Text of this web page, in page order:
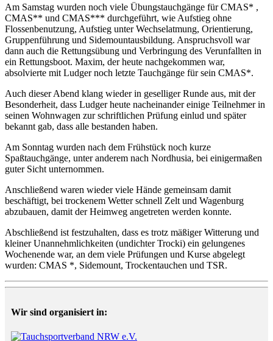
Am Samstag wurden noch viele Übungstauchgänge für CMAS* ,
CMAS** und CMAS*** durchgeführt, wie Aufstieg ohne
Flossenbenutzung, Aufstieg unter Wechselatmung, Orientierung,
Gruppenführung und Sidemountausbildung. Anspruchsvoll war
dann auch die Rettungsübung und Verbringung des Verunfallten in
ein Rettungsboot. Maxim, der heute nachgekommen war,
absolvierte mit Ludger noch letzte Tauchgänge für sein CMAS*.
Auch dieser Abend klang wieder in geselliger Runde aus, mit der
Besonderheit, dass Ludger heute nacheinander einige Teilnehmer in
seinen Wohnwagen zur schriftlichen Prüfung einlud und später
bekannt gab, dass alle bestanden haben.
Am Sonntag wurden nach dem Frühstück noch kurze
Spaßtauchgänge, unter anderem nach Nordhusia, bei einigermaßen
guter Sicht unternommen.
Anschließend waren wieder viele Hände gemeinsam damit
beschäftigt, bei trockenem Wetter schnell Zelt und Wagenburg
abzubauen, damit der Heimweg angetreten werden konnte.
Abschließend ist festzuhalten, dass es trotz mäßiger Witterung und
kleiner Unannehmlichkeiten (undichter Trocki) ein gelungenes
Wochenende war, an dem viele Prüfungen und Kurse abgelegt
wurden: CMAS *, Sidemount, Trockentauchen und TSR.
Wir sind organisiert in: